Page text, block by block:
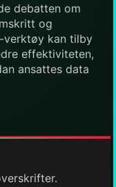
debatten om
og
verktøy kan tilby
effektiviteten,
ansattes data